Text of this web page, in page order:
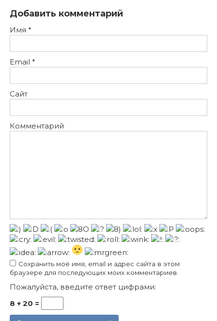
Добавить комментарий
Имя *
Email *
Сайт
Комментарий
Сохранить моё имя, email и адрес сайта в этом
браузере для последующих моих комментариев.
Пожалуйста, введите ответ цифрами:
8 + 20 =